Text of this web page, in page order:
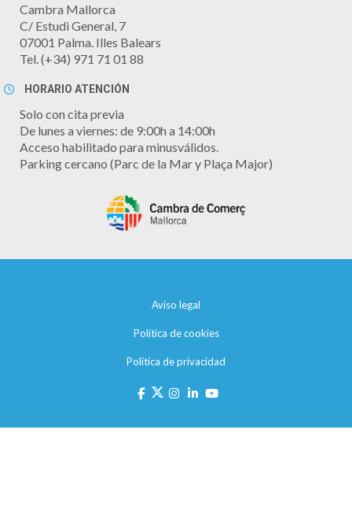
Cambra Mallorca
C/ Estudi General, 7
07001 Palma. Illes Balears
Tel. (+34) 971 71 01 88
HORARIO ATENCIÓN
Solo con cita previa
De lunes a viernes: de 9:00h a 14:00h
Acceso habilitado para minusválidos.
Parking cercano (Parc de la Mar y Plaça Major)
Aviso legal
Política de cookies
Política de privacidad